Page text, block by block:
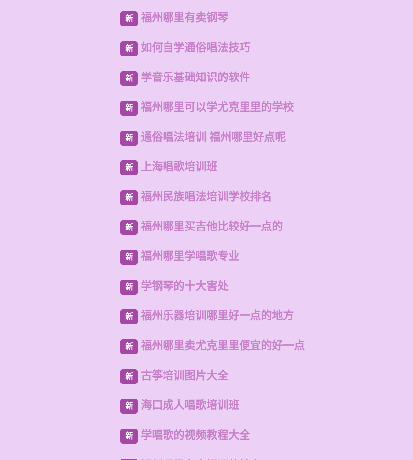
新 福州哪里有卖钢琴
新 如何自学通俗唱法技巧
新 学音乐基础知识的软件
新 福州哪里可以学尤克里里的学校
新 通俗唱法培训 福州哪里好点呢
新 上海唱歌培训班
新 福州民族唱法培训学校排名
新 福州哪里买吉他比较好一点的
新 福州哪里学唱歌专业
新 学钢琴的十大害处
新 福州乐器培训哪里好一点的地方
新 福州哪里卖尤克里里便宜的好一点
新 古筝培训图片大全
新 海口成人唱歌培训班
新 学唱歌的视频教程大全